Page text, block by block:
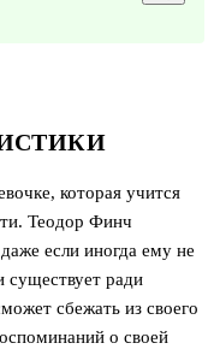
которая учится
Теодор Финч
если иногда ему не
существует ради
сбежать из своего
о своей